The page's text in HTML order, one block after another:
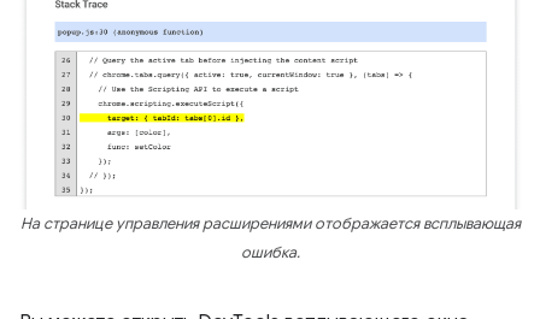
На странице управления расширениями отображается всплывающая
ошибка.